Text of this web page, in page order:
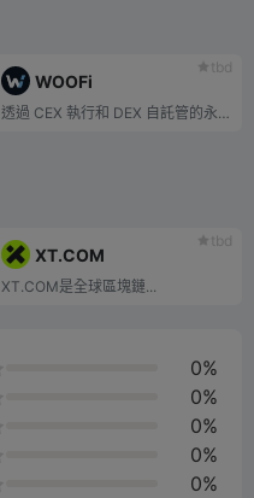
tbd
WOOFi
透過 CEX 執行和 DEX 自託管的永續期貨交易。
tbd
XT.COM
XT.COM是全球區塊鏈...
0%
0%
0%
0%
0%